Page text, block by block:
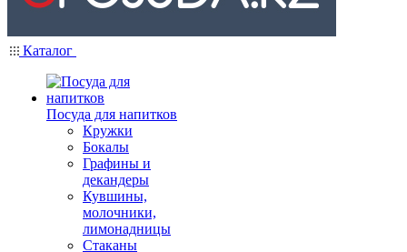
Каталог
Посуда для напитков
Кружки
Бокалы
Графины и
декандеры
Кувшины,
молочники,
лимонадницы
Стаканы